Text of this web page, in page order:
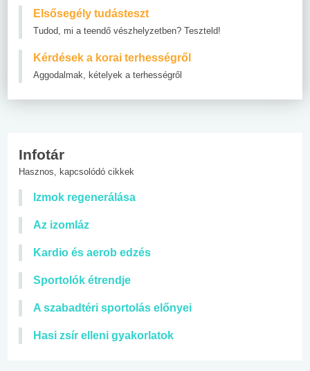
Elsősegély tudásteszt
Tudod, mi a teendő vészhelyzetben? Teszteld!
Kérdések a korai terhességről
Aggodalmak, kételyek a terhességről
Infotár
Hasznos, kapcsolódó cikkek
Izmok regenerálása
Az izomláz
Kardio és aerob edzés
Sportolók étrendje
A szabadtéri sportolás előnyei
Hasi zsír elleni gyakorlatok